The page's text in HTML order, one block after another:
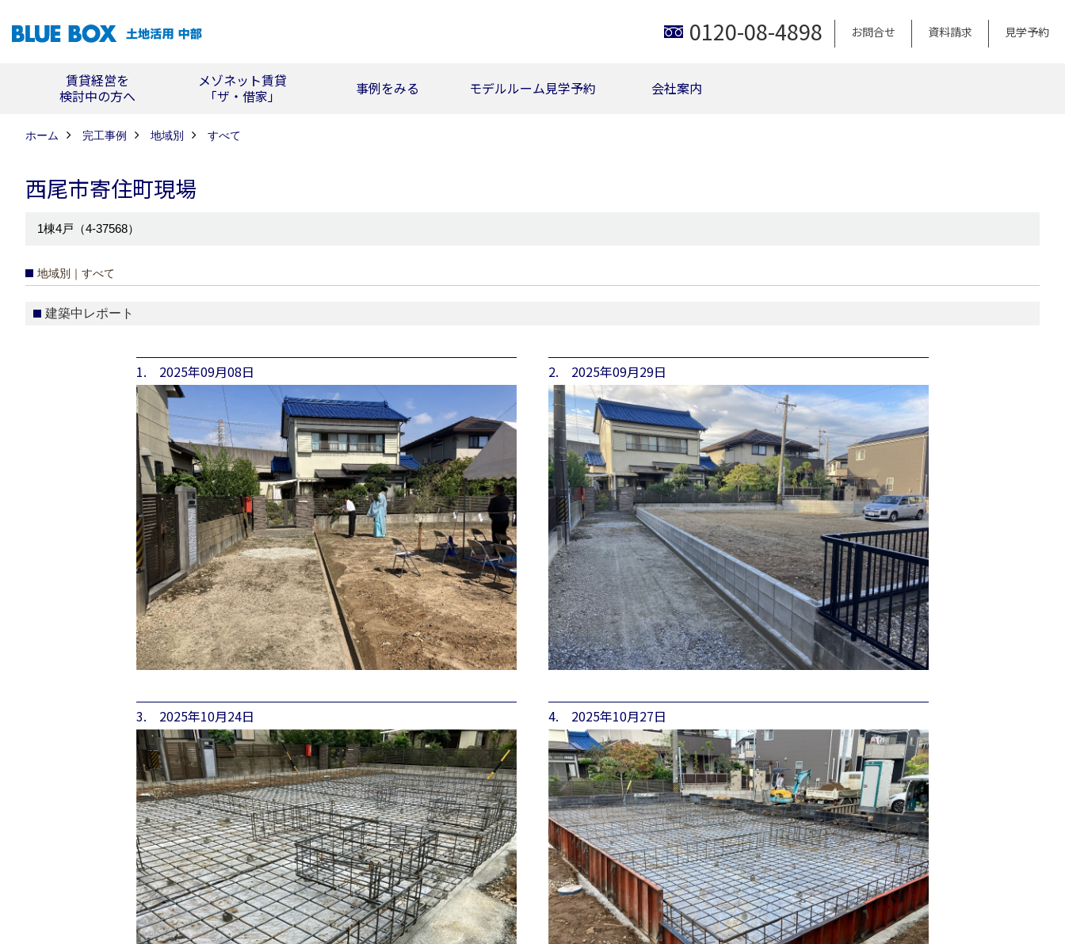
0120-08-4898 お問合せ 資料請求 見学予約
賃貸経営を
検討中の方へ
メゾネット賃貸
「ザ・借家」
事例をみる モデルルーム見学予約 会社案内
ホーム 完工事例 地域別 すべて
西尾市寄住町現場
1棟4戸（4-37568）
地域別｜すべて
建築中レポート
1. 2025年09月08日 2. 2025年09月29日
3. 2025年10月24日 4. 2025年10月27日